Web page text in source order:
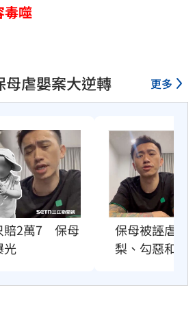
噬
母虐嬰案大逆轉 更多
2萬7　保母
光
保母被誣虐死
梨、勾惡和彫